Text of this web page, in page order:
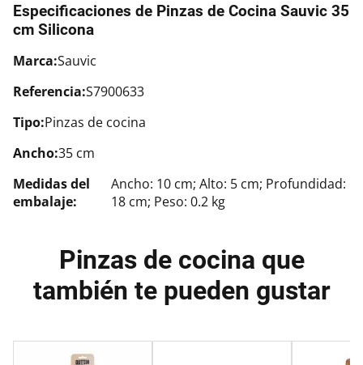
Especificaciones de Pinzas de Cocina Sauvic 35
cm Silicona
Marca:Sauvic
Referencia:S7900633
Tipo:Pinzas de cocina
Ancho:35 cm
Medidas del
embalaje:
Ancho: 10 cm; Alto: 5 cm; Profundidad:
18 cm; Peso: 0.2 kg
Pinzas de cocina que
también te pueden gustar